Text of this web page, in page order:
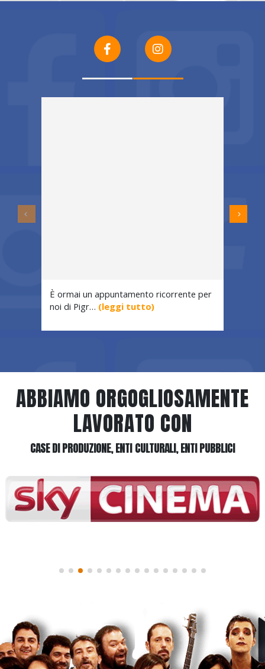
È ormai un appuntamento ricorrente per
noi di Pigr… (leggi tutto)
ABBIAMO ORGOGLIOSAMENTE
LAVORATO CON
CASE DI PRODUZIONE, ENTI CULTURALI, ENTI PUBBLICI